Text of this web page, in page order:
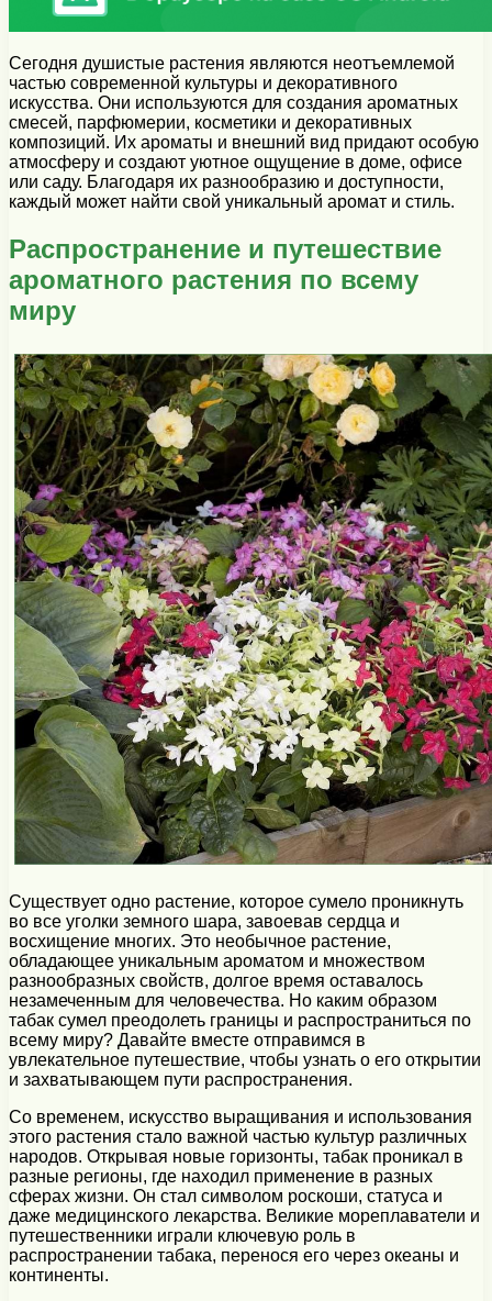
Сегодня душистые растения являются неотъемлемой
частью современной культуры и декоративного
искусства. Они используются для создания ароматных
смесей, парфюмерии, косметики и декоративных
композиций. Их ароматы и внешний вид придают особую
атмосферу и создают уютное ощущение в доме, офисе
или саду. Благодаря их разнообразию и доступности,
каждый может найти свой уникальный аромат и стиль.
Распространение и путешествие
ароматного растения по всему
миру
Существует одно растение, которое сумело проникнуть
во все уголки земного шара, завоевав сердца и
восхищение многих. Это необычное растение,
обладающее уникальным ароматом и множеством
разнообразных свойств, долгое время оставалось
незамеченным для человечества. Но каким образом
табак сумел преодолеть границы и распространиться по
всему миру? Давайте вместе отправимся в
увлекательное путешествие, чтобы узнать о его открытии
и захватывающем пути распространения.
Со временем, искусство выращивания и использования
этого растения стало важной частью культур различных
народов. Открывая новые горизонты, табак проникал в
разные регионы, где находил применение в разных
сферах жизни. Он стал символом роскоши, статуса и
даже медицинского лекарства. Великие мореплаватели и
путешественники играли ключевую роль в
распространении табака, перенося его через океаны и
континенты.